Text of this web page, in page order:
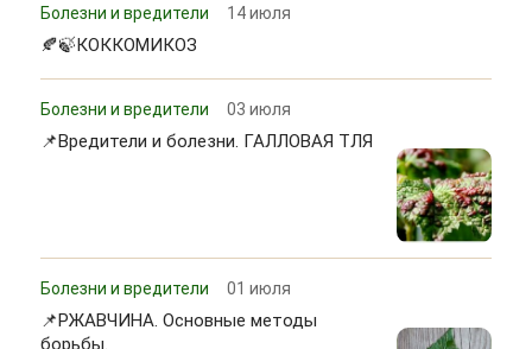
Болезни и вредители 14 июля
🍂🍃КОККОМИКОЗ
Болезни и вредители 03 июля
📌Вредители и болезни. ГАЛЛОВАЯ ТЛЯ
Болезни и вредители 01 июля
📌РЖАВЧИНА. Основные методы
борьбы.